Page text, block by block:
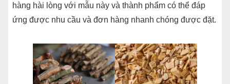
hàng hài lòng với mẫu này và thành phẩm có thể đáp
ứng được nhu cầu và đơn hàng nhanh chóng được đặt.